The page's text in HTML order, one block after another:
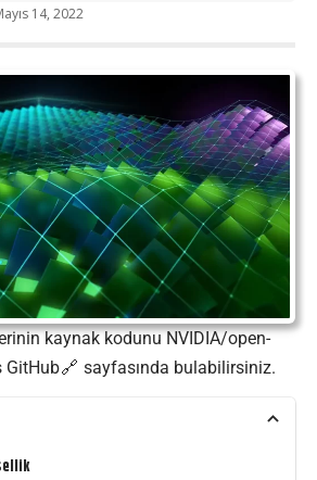
14, 2022
kaynak kodunuNVIDIA/open-
GitHub
sayfasında bulabilirsiniz.